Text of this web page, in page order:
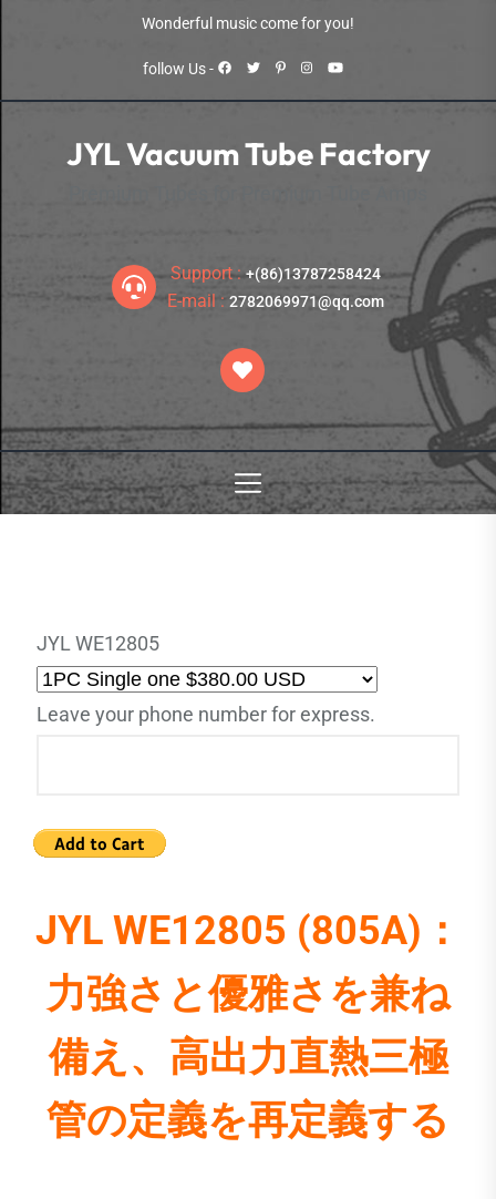
content
Wonderful music come for you!
follow Us -
JYL Vacuum Tube Factory
Support :+(86)13787258424
E-mail : 2782069971@qq.com
JYL WE12805
Leave your phone number for express.
JYL WE12805 (805A)：
力強さと優雅さを兼ね
備え、高出力直熱三極
管の定義を再定義する